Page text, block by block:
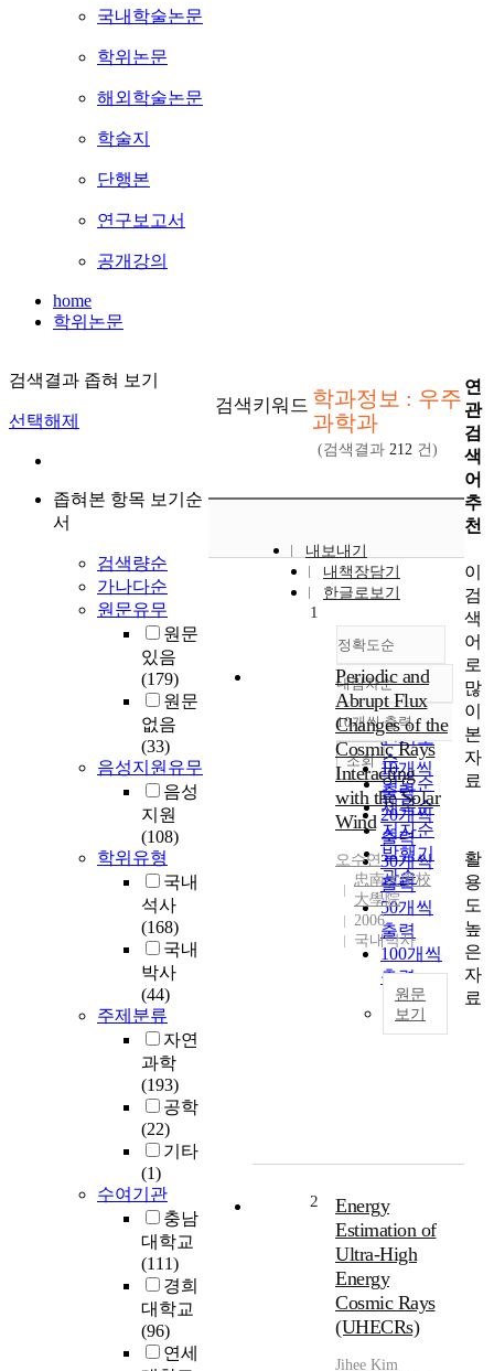
국내학술논문
학위논문
해외학술논문
학술지
단행본
연구보고서
공개강의
home
학위논문
검색결과 좁혀 보기
선택해제
좁혀본 항목 보기순
서
검색량순
가나다순
원문유무
원문
있음
(179)
원문
없음
(33)
음성지원유무
음성
지원
(108)
학위유형
국내
석사
(168)
국내
박사
(44)
주제분류
자연
과학
(193)
공학
(22)
기타
(1)
수여기관
충남
대학교
(111)
경희
대학교
(96)
연세
검색키워드 학과정보 : 우주
과학과
(검색결과 212 건)
내보내기
내책장담기
한글로보기
정확도순
정확도
순
인기도
순
연도순
제목순
저자순
발행기
관순
내림차순
내림차순
10개씩 출력
10개씩
출력
20개씩
출력
30개씩
출력
50개씩
출력
100개씩
출력
조회
1
Periodic and
Abrupt Flux
Changes of the
Cosmic Rays
Interacting
with the Solar
Wind
오수연
忠南大學校
大學院
2006
국내박사
원문
보기
2
Energy
Estimation of
Ultra-High
Energy
Cosmic Rays
(UHECRs)
Jihee Kim
연
관
검
색
어
추
천
이
검
색
어
로
많
이
본
자
료
활
용
도
높
은
자
료